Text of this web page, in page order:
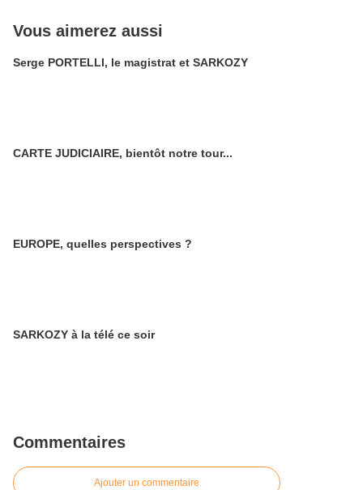
Vous aimerez aussi
Serge PORTELLI, le magistrat et SARKOZY
CARTE JUDICIAIRE, bientôt notre tour...
EUROPE, quelles perspectives ?
SARKOZY à la télé ce soir
Commentaires
Ajouter un commentaire